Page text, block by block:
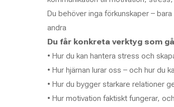
Du behöver inga förkunskaper –
andra
Du får konkreta verktyg som
• Hur du kan hantera stress och
• Hur hjärnan lurar oss – och hur du
• Hur du bygger starkare relationer
• Hur motivation faktiskt fungerar,